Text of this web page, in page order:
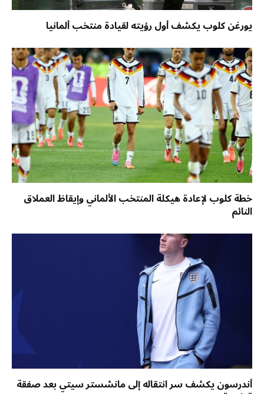
يورغن كلوب يكشف أول رؤيته لقيادة منتخب ألمانيا
خطة كلوب لإعادة هيكلة المنتخب الألماني وإيقاظ العملاق
النائم
أندرسون يكشف سر انتقاله إلى مانشستر سيتي بعد صفقة